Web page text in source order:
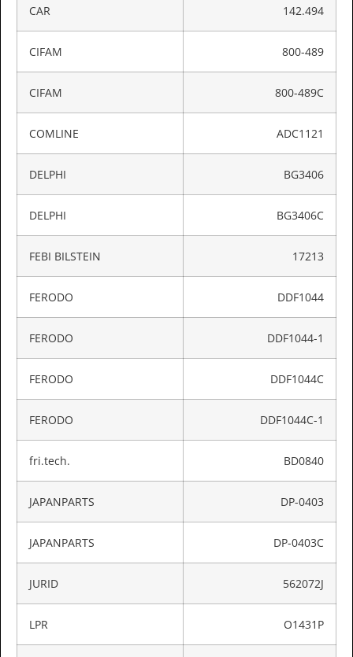
CAR 142.494
CIFAM 800-489
CIFAM 800-489C
COMLINE ADC1121
DELPHI BG3406
DELPHI BG3406C
FEBI BILSTEIN 17213
FERODO DDF1044
FERODO DDF1044-1
FERODO DDF1044C
FERODO DDF1044C-1
fri.tech. BD0840
JAPANPARTS DP-0403
JAPANPARTS DP-0403C
JURID 562072J
LPR O1431P